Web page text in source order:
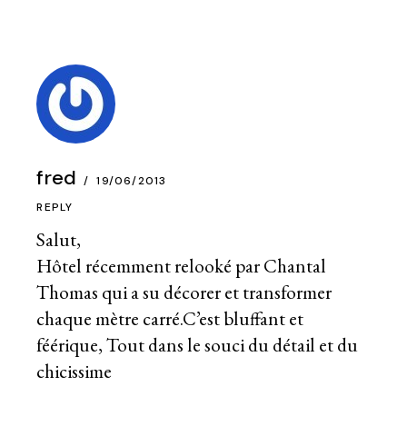
fred 19/06/2013
Salut,
Hôtel récemment relooké par Chantal
Thomas qui a su décorer et transformer
chaque mètre carré.C’est bluffant et
féérique, Tout dans le souci du détail et du
chicissime
REPLY